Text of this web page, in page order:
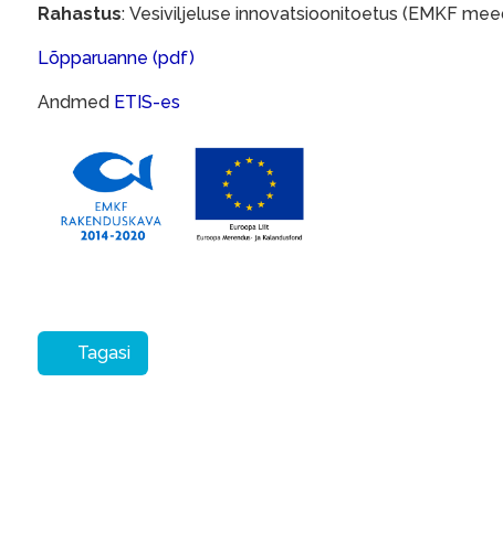
Rahastus: Vesiviljeluse innovatsioonitoetus (EMKF
Lõpparuanne (pdf)
Andmed ETIS-es
Tagasi